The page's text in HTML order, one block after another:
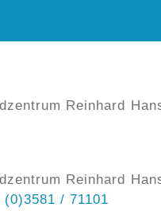
Reinhard
Reinhard
(0)3581 / 71101